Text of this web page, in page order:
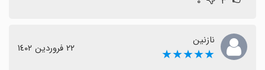
نازنین
★★★★★ ٢٢ فروردین ١٤٠٢